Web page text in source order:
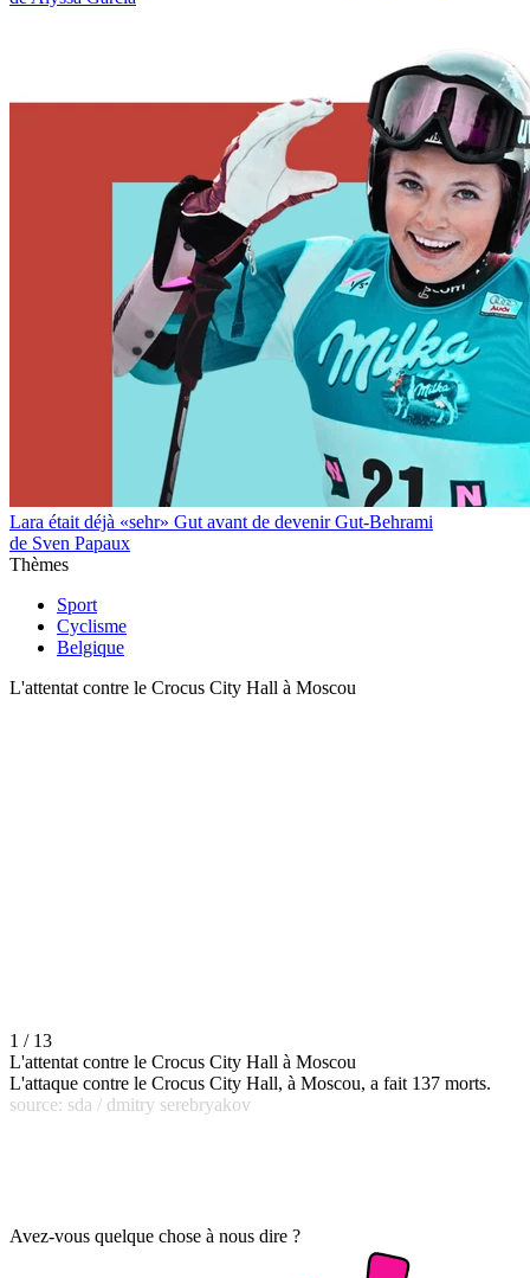
Lara était déjà «sehr» Gut avant de devenir Gut-Behrami
de Sven Papaux
Thèmes
Sport
Cyclisme
Belgique
L'attentat contre le Crocus City Hall à Moscou
1 / 13
L'attentat contre le Crocus City Hall à Moscou
L'attaque contre le Crocus City Hall, à Moscou, a fait 137 morts.
source: sda / dmitry serebryakov
Avez-vous quelque chose à nous dire ?